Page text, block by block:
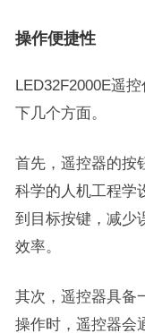
操作便捷性
LED32F2000E遥
下几个方面。
首先，遥控器的按
科学的人机工程学
到目标按键，减少
效率。
其次，遥控器具备
操作时，遥控器会